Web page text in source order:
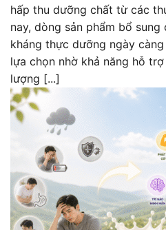
hấp thu dưỡng chất từ các
nay, dòng sản phẩm bổ
kháng thực dưỡng ngày
lựa chọn nhờ khả năng hỗ
lượng [...]